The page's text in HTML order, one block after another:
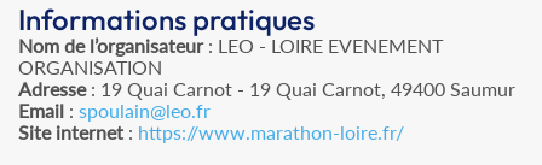
Informations pratiques
Nom de l’organisateur: LEO - LOIRE EVENEMENT
ORGANISATION
Adresse: 19 Quai Carnot - 19 Quai Carnot, 49400 Saumur
Email : spoulain@leo.fr
Site internet : https://www.marathon-loire.fr/